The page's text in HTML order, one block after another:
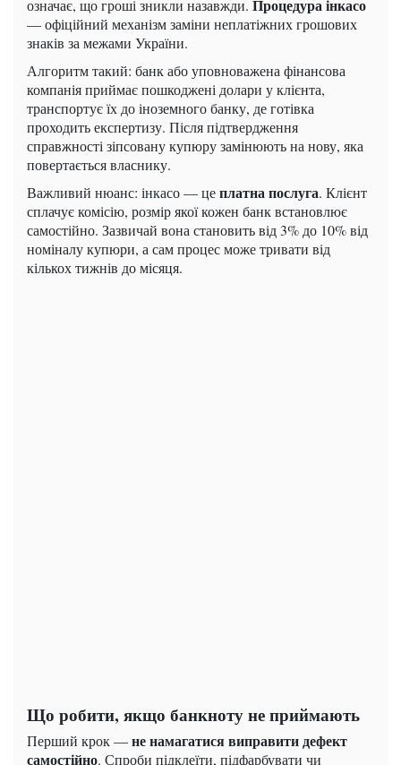
означає, що гроші зникли назавжди. Процедура інкасо
— офіційний механізм заміни неплатіжних грошових
знаків за межами України.
Алгоритм такий: банк або уповноважена фінансова
компанія приймає пошкоджені долари у клієнта,
транспортує їх до іноземного банку, де готівка
проходить експертизу. Після підтвердження
справжності зіпсовану купюру замінюють на нову, яка
повертається власнику.
Важливий нюанс: інкасо — цеплатна послуга. Клієнт
сплачує комісію, розмір якої кожен банк встановлює
самостійно. Зазвичай вона становить від 3% до 10% від
номіналу купюри, а сам процес може тривати від
кількох тижнів до місяця.
Що робити, якщо банкноту не приймають
Перший крок —не намагатися виправити дефект
самостійно. Спроби підклеїти, підфарбувати чи